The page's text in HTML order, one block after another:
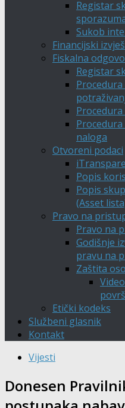
Registar
Sukob
Financijski
Fiskalna
Registar
naloga
Otvoreni podaci
Popis
Popis
(Asset
Pravo na
Pravo na
Godišnje
pravu na
Zaštita
Etički kodeks
Službeni glasnik
Kontakt
Vijesti
Donesen